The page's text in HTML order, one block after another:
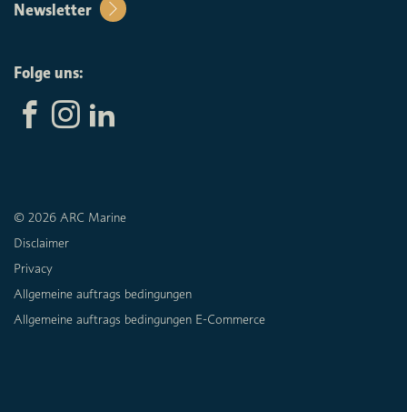
Newsletter
Folge uns:
© 2026 ARC Marine
Disclaimer
Privacy
Allgemeine auftrags bedingungen
Allgemeine auftrags bedingungen E-Commerce